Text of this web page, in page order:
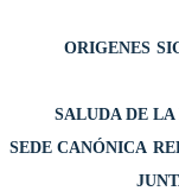
ORIGENES
SALUDA DE
SEDE CANÓNICA